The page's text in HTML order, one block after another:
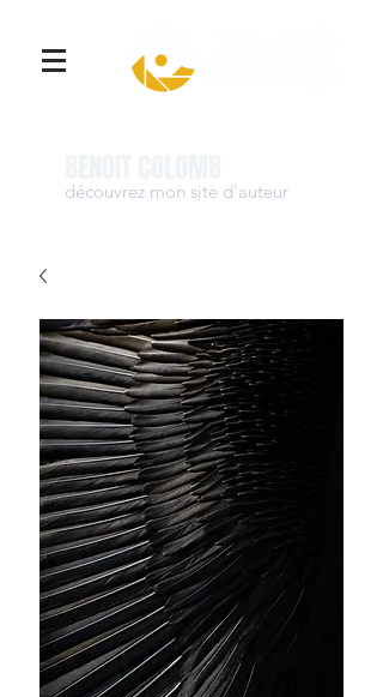
découvrez mon site d'auteur